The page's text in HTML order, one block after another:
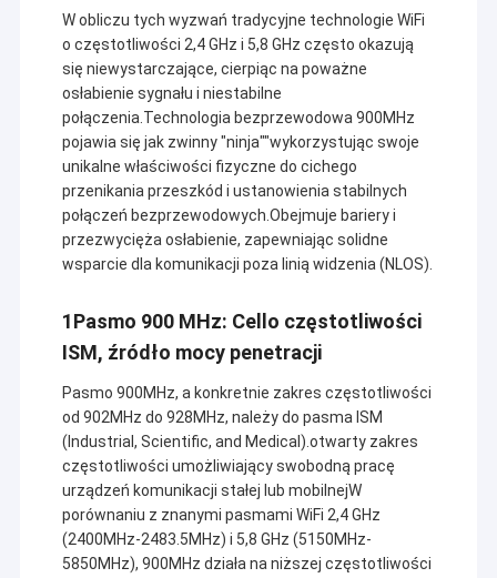
W obliczu tych wyzwań tradycyjne technologie WiFi
o częstotliwości 2,4 GHz i 5,8 GHz często okazują
się niewystarczające, cierpiąc na poważne
osłabienie sygnału i niestabilne
połączenia.Technologia bezprzewodowa 900MHz
pojawia się jak zwinny "ninja""wykorzystując swoje
unikalne właściwości fizyczne do cichego
przenikania przeszkód i ustanowienia stabilnych
połączeń bezprzewodowych.Obejmuje bariery i
przezwycięża osłabienie, zapewniając solidne
wsparcie dla komunikacji poza linią widzenia (NLOS).
1Pasmo 900 MHz: Cello częstotliwości
ISM, źródło mocy penetracji
Pasmo 900MHz, a konkretnie zakres częstotliwości
od 902MHz do 928MHz, należy do pasma ISM
(Industrial, Scientific, and Medical).otwarty zakres
częstotliwości umożliwiający swobodną pracę
urządzeń komunikacji stałej lub mobilnejW
porównaniu z znanymi pasmami WiFi 2,4 GHz
(2400MHz-2483.5MHz) i 5,8 GHz (5150MHz-
5850MHz), 900MHz działa na niższej częstotliwości